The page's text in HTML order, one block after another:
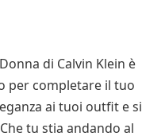
di Calvin Klein è
per completare il tuo
ai tuoi outfit e si
tu stia andando al